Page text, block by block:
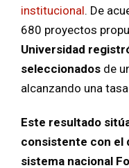
institucional. De
680 proyectos
Universidad
seleccionados de
alcanzando una
Este resultado
consistente con el
sistema nacional